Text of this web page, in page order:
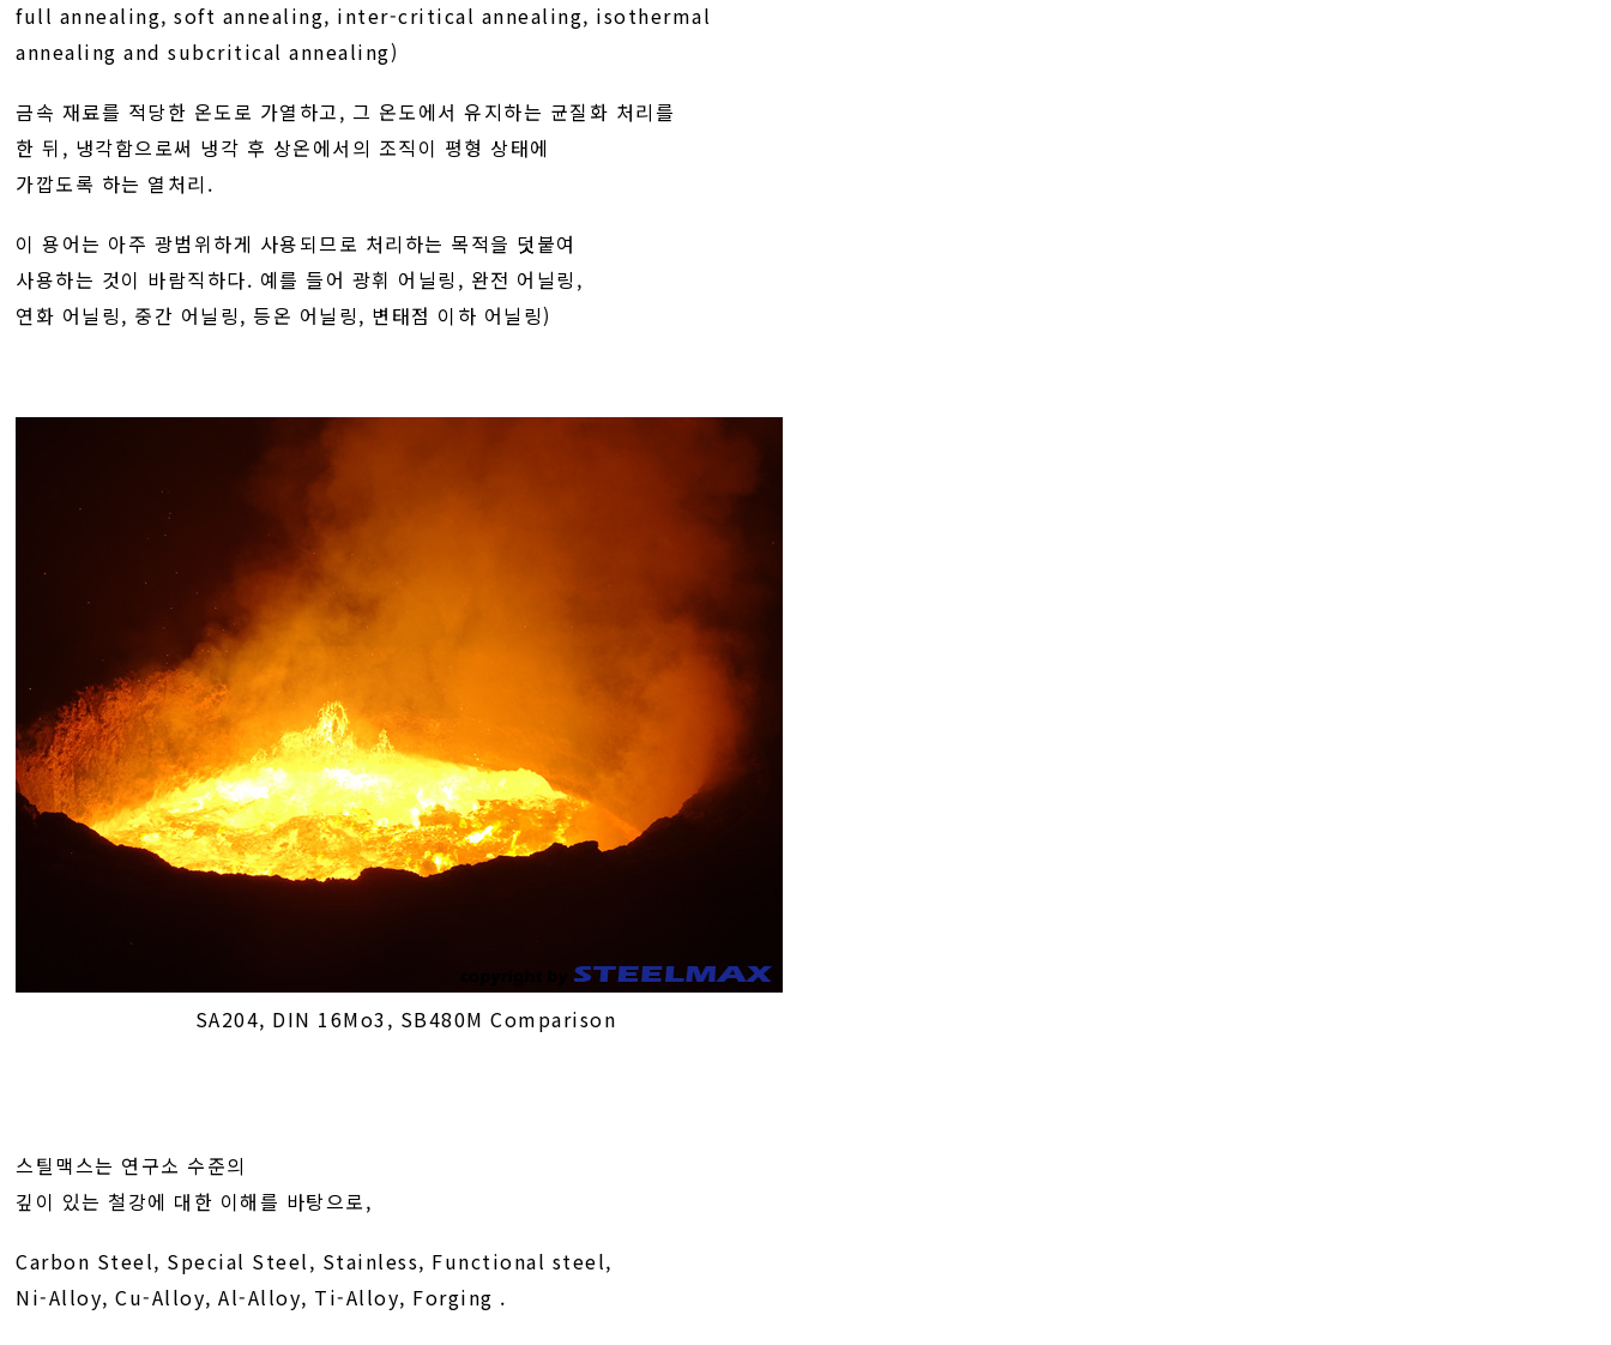
full annealing, soft annealing, inter-critical annealing, isothermal
annealing and subcritical annealing)
금속 재료를 적당한 온도로 가열하고, 그 온도에서 유지하는 균질화 처리를
한 뒤, 냉각함으로써 냉각 후 상온에서의 조직이 평형 상태에
가깝도록 하는 열처리.
이 용어는 아주 광범위하게 사용되므로 처리하는 목적을 덧붙여
사용하는 것이 바람직하다. 예를 들어 광휘 어닐링, 완전 어닐링,
연화 어닐링, 중간 어닐링, 등온 어닐링, 변태점 이하 어닐링)
SA204, DIN 16Mo3, SB480M Comparison
스틸맥스는 연구소 수준의
깊이 있는 철강에 대한 이해를 바탕으로,
Carbon Steel, Special Steel, Stainless, Functional steel,
Ni-Alloy, Cu-Alloy, Al-Alloy, Ti-Alloy, Forging .